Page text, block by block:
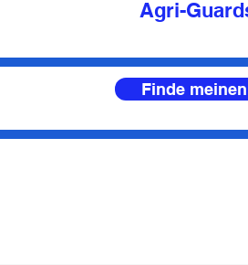
Agri-
Finde